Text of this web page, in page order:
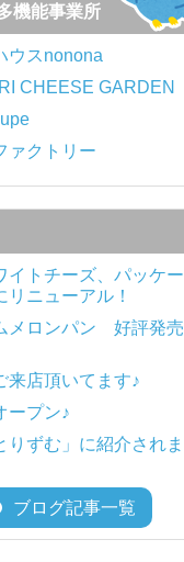
機能事業所
ウスnonona
CHEESE GARDEN
ァクトリー
イトチーズ、パッケー
リニューアル！
メロンパン 好評発売
来店頂いてます♪
ープン♪
りずむ」に紹介されま
ブログ記事一覧